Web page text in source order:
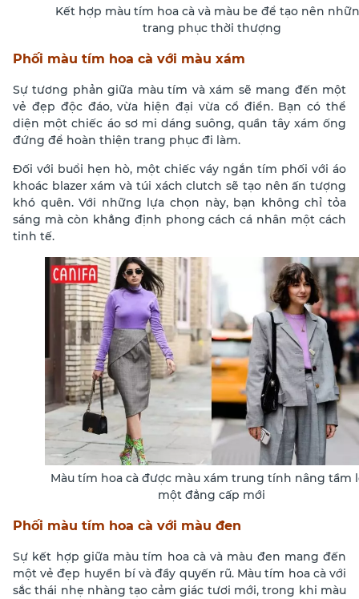
Kết hợp màu tím hoa cà và màu be để tạo nên
trang phục thời thượng
Phối màu tím hoa cà với màu xám
Sự tương phản giữa màu tím và xám sẽ mang đến một
vẻ đẹp độc đáo, vừa hiện đại vừa cổ điển. Bạn có thể
diện một chiếc áo sơ mi dáng suông, quần tây xám ống
đứng để hoàn thiện trang phục đi làm.
Đối với buổi hẹn hò, một chiếc váy ngắn tím phối với áo
khoác blazer xám và túi xách clutch sẽ tạo nên ấn tượng
khó quên. Với những lựa chọn này, bạn không chỉ tỏa
sáng mà còn khẳng định phong cách cá nhân một cách
tinh tế.
Màu tím hoa cà được màu xám trung tính nâng tầm
một đẳng cấp mới
Phối màu tím hoa cà với màu đen
Sự kết hợp giữa màu tím hoa cà và màu đen mang đến
một vẻ đẹp huyền bí và đầy quyến rũ. Màu tím hoa cà với
sắc thái nhẹ nhàng tạo cảm giác tươi mới, trong khi màu